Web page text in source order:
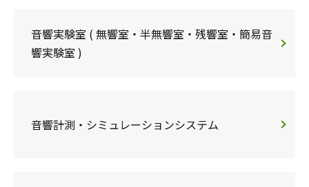
音響実験室 ( 無響室・半無響室・残響室・簡易音
響実験室 )
音響計測・シミュレーションシステム